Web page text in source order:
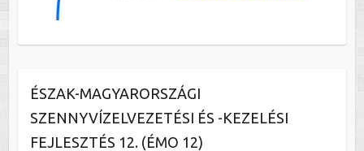
ÉSZAK-MAGYARORSZÁGI
SZENNYVÍZELVEZETÉSI ÉS -KEZELÉSI
FEJLESZTÉS 12. (ÉMO 12)